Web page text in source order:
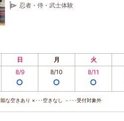
ゃいましょう！
忍者・侍・武士体験
日 月 火
8/9
○
8/10
○
8/11
○
な空きあり ×･･･空きなし －･･･受付対象外